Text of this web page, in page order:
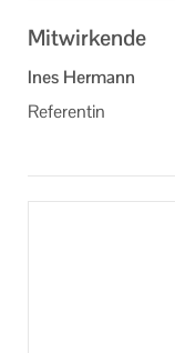
Mitwirkende
Ines Hermann
Referentin
Ihr Kontakt zu uns
Impressum